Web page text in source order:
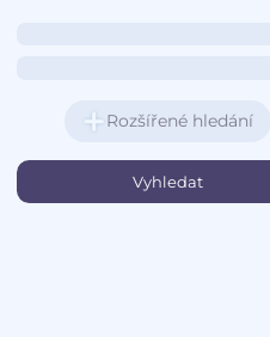
Rozšířené hledání